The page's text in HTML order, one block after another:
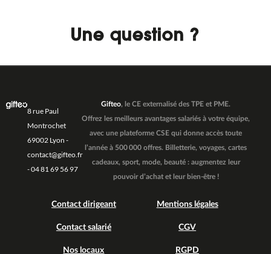
Une question ?
8 rue Paul
Montrochet
69002 Lyon -
contact@gifteo.fr
- 04 81 69 56 97
Gifteo, le CE externalisé des TPE et PME.
Offrez les meilleurs avantages salariés à votre équipe,
avec une plateforme CSE qui donne accès toute
l’année à 500 000 offres. Billetterie, voyages, cartes
cadeaux, sport, mode, beauté : augmentez leur
pouvoir d’achat et leur bien-être !
Contact dirigeant
Contact salarié
Nos locaux
Mentions légales
CGV
RGPD